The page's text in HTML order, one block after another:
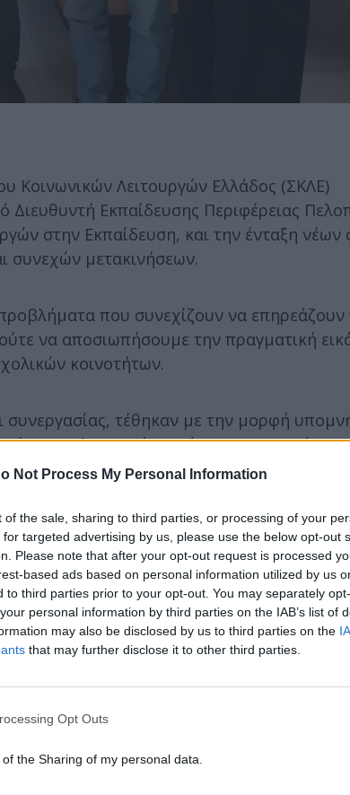
Not Process My Personal Information
of the sale, sharing to third parties, or processing of your
targeted advertising by us, please use the below opt-out
Please note that after your opt-out request is processed
based ads based on personal information utilized by us
to third parties prior to your opt-out. You may separately
personal information by third parties on the IAB’s list of
may also be disclosed by us to third parties on the
that may further disclose it to other third parties.
Opt Outs
the Sharing of my personal data.
Κοινωνικών Λειτουργών Ελλάδος (ΣΚΛΕ)
Διευθυντή Εκπαίδευσης Περιφέρειας
στην Εκπαίδευση, και την ένταξη
συνεχών μετακινήσεων.
που συνεχίζουν να επηρεάζουν
να αποσιωπήσουμε την πραγματική
κοινοτήτων.
συνεργασίας, τέθηκαν με την μορφή
Πελοποννήσου, όσο και στην χώρα